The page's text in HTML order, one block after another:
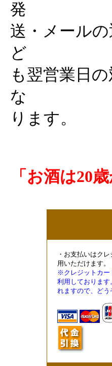
発
送・メール
ど
も翌営業日の
な
ります。
「お酒は20
・お支払いはク
用いただけます。
※クレジットカー
利用しておりま
れますので、どう